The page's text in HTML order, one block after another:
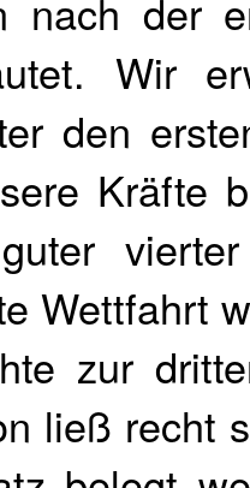
nach der
Wir
den
Kräfte
Wettfahrt
zur
ließ recht